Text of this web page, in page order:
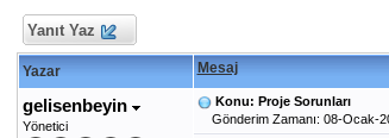
Yanıt Yaz
Yazar Mesaj
gelisenbeyin
Yönetici
Konu: Proje Sorunları
Gönderim Zamanı: 08-Ocak-